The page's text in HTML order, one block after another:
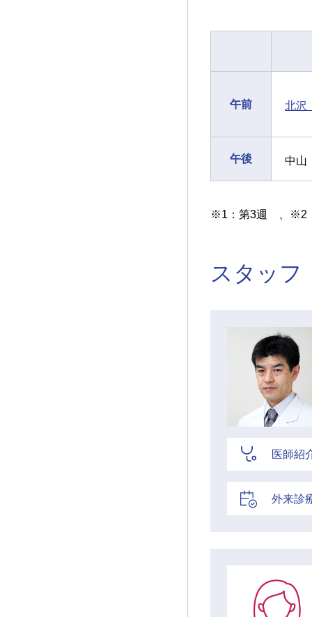
午前 北
午後 中
※1：第3週 、※2
スタッフ
医師紹
外来診